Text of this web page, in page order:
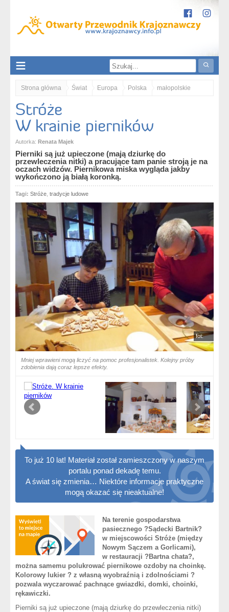
Strona główna Świat Europa Polska małopolskie
Karpaty
Stróże
W krainie pierników
Autorka: Renata Majek
Pierniki są już upieczone (mają dziurkę do
przewleczenia nitki) a pracujące tam panie stroją je na
oczach widzów. Piernikowa miska wygląda jakby
wykończono ją białą koronką.
Tagi: Stróże tradycje ludowe
fot:
Mniej wprawieni mogą liczyć na pomoc profesjonalistek. Kolejny próby
zdobienia dają coraz lepsze efekty.
To już 10 lat! Materiał został zamieszczony w naszym
portalu ponad dekadę temu.
A świat się zmienia… Niektóre informacje praktyczne
mogą okazać się nieaktualne!
Na terenie gospodarstwa
pasiecznego ?Sądecki Bartnik?
w miejscowości Stróże (między
Nowym Sączem a Gorlicami),
w restauracji ?Bartna chata?,
można samemu polukrować piernikowe ozdoby na choinkę.
Kolorowy lukier ? z własną wyobraźnią i zdolnościami ?
pozwala wyczarować pachnące gwiazdki, domki, choinki,
rękawiczki.
Pierniki są już upieczone (mają dziurkę do przewleczenia nitki)